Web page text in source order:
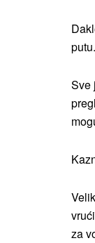
Sve
za